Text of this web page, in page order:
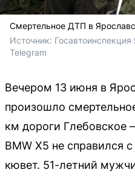
Смертельное ДТП в
Источник:
Telegram
Вечером 13 июня в
произошло
км дороги Глебовское
BMW X5 не справился
кювет. 51-летний